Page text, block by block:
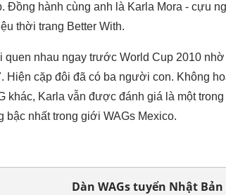
Đồng hành cùng anh là Karla Mora - cựu
thời trang Better With.
quen nhau ngay trước World Cup 2010
Hiện cặp đôi đã có ba người con. Không
khác, Karla vẫn được đánh giá là một
bậc nhất trong giới WAGs Mexico.
Dàn WAGs tuyển Nhật